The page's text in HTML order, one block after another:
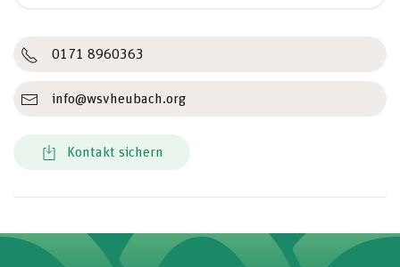
0171 8960363
info@wsvheubach.org
Kontakt sichern